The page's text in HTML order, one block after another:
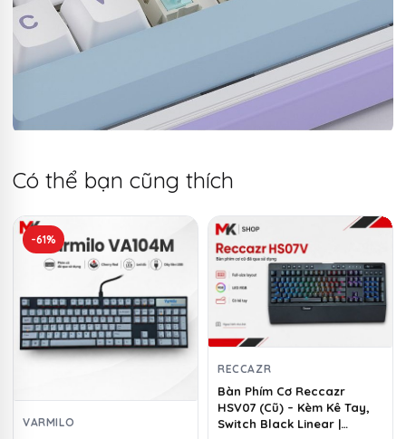
Có thể bạn cũng thích
-61%
VARMILO
RECCAZR
Bàn Phím Cơ Reccazr
HSV07 (Cũ) – Kèm Kê Tay,
Switch Black Linear |